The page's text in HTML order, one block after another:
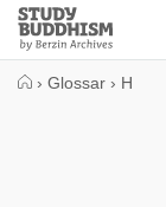
Close
Study
Buddhism
› Glossar › H